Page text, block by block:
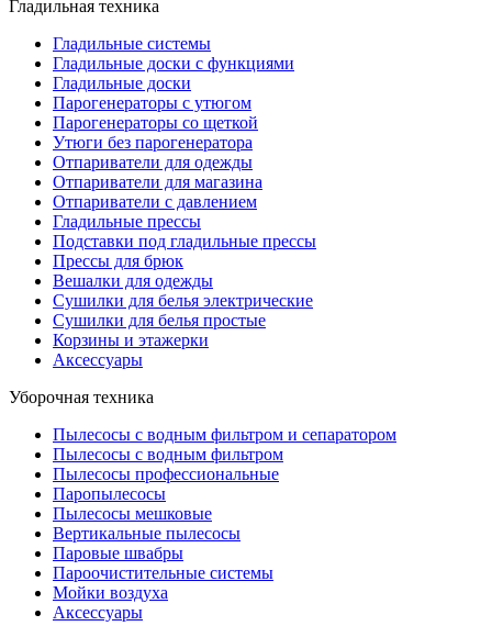
Гладильная техника
Гладильные системы
Гладильные доски с функциями
Гладильные доски
Парогенераторы с утюгом
Парогенераторы со щеткой
Утюги без парогенератора
Отпариватели для одежды
Отпариватели для магазина
Отпариватели с давлением
Гладильные прессы
Подставки под гладильные прессы
Прессы для брюк
Вешалки для одежды
Сушилки для белья электрические
Сушилки для белья простые
Корзины и этажерки
Аксессуары
Уборочная техника
Пылесосы с водным фильтром и сепаратором
Пылесосы с водным фильтром
Пылесосы профессиональные
Паропылесосы
Пылесосы мешковые
Вертикальные пылесосы
Паровые швабры
Пароочистительные системы
Мойки воздуха
Аксессуары